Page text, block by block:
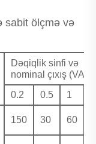
sabit ölçmə və
Dəqiqlik sinfi və
nominal çıxış (VA)
0.2
0.5 1
150 30 60